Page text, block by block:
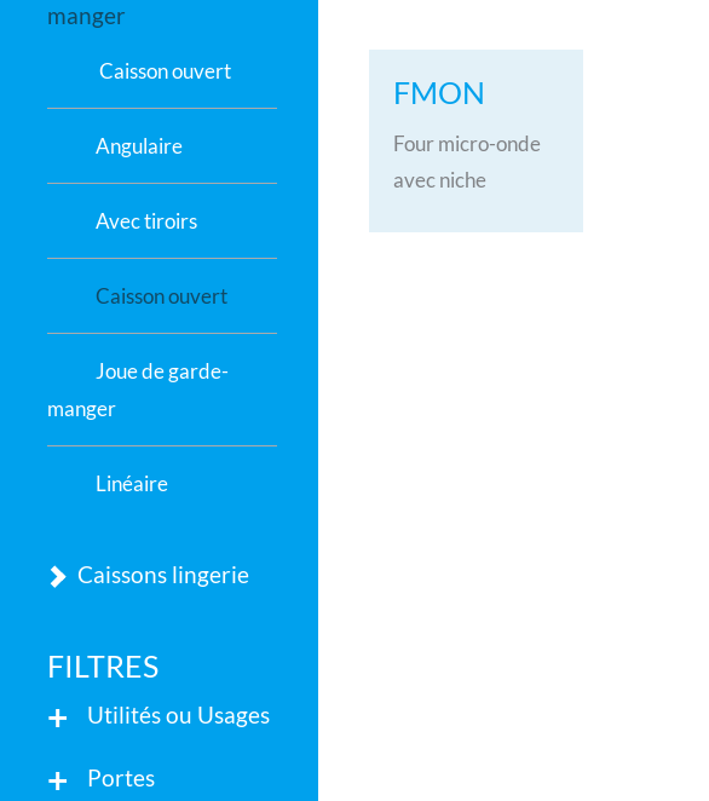
manger
Caisson ouvert
Angulaire
Avec tiroirs
Caisson ouvert
Joue de garde-
manger
Linéaire
Caissons lingerie
FILTRES
Utilités ou Usages
Portes
FMON
Four micro-onde
avec niche